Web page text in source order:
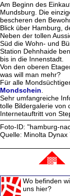
Am Beginn des
Mundsburg. Die
bescheren den
Blick über Hamburg,
Neben der tollen
Süd die Wohn- und
Station Dehnhaide
bis in die Innenstadt.
Von den oberen
was will man mehr?
Für alle
Mondschein
Sehr umfangreiche
tolle Bildergalerie von
Internetauftritt von
Foto-ID: "hamburg-
Quelle: Minolta Dynax
Wo befinden
uns hier?